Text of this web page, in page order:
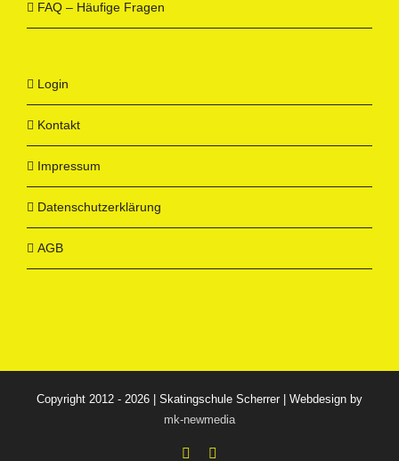
FAQ – Häufige Fragen
Login
Kontakt
Impressum
Datenschutzerklärung
AGB
Copyright 2012 - 2026 | Skatingschule Scherrer | Webdesign by
mk-newmedia
Facebook